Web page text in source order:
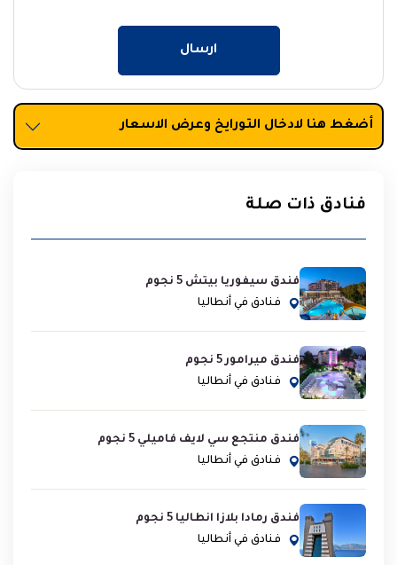
أضغط هنا لادخال التورايخ وعرض الاسعار
فنادق ذات صلة
فندق سيفوريا بيتش 5 نجوم
فنادق في أنطاليا
فندق ميرامور 5 نجوم
فنادق في أنطاليا
فندق منتجع سي لايف فاميلي 5 نجوم
فنادق في أنطاليا
فندق رمادا بلازا انطاليا 5 نجوم
فنادق في أنطاليا
ارسال